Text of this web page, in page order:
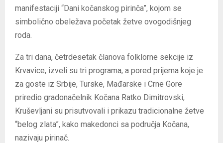
manifestaciji “Dani kočanskog pirinča”, kojom se
simbolično obeležava početak žetve ovogodišnjeg
roda.
Za tri dana, četrdesetak članova folklorne sekcije iz
Krvavice, izveli su tri programa, a pored prijema koje je
za goste iz Srbije, Turske, Mađarske i Crne Gore
priredio gradonačelnik Kočana Ratko Dimitrovski,
Kruševljani su prisutvovali i prikazu tradicionalne žetve
“belog zlata”, kako makedonci sa područja Kočana,
nazivaju pirinač.